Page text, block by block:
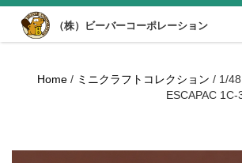
Desktop View
（株）ビーバーコーポレーション
Home / ミニクラフトコレクション / 1/
ESCAPAC